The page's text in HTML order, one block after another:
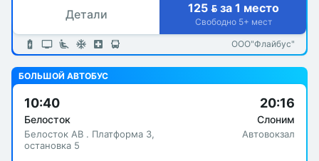
Детали 125  за 1 место
Свободно 5+ мест
ООО"Флайбус"
БОЛЬШОЙ АВТОБУС
10:40
Белосток
Белосток АВ . Платформа 3,
остановка 5
20:16
Слоним
Автовокзал